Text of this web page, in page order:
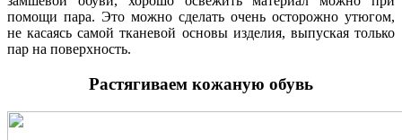
помощи пара. Это можно сделать очень осторожно утюгом,
не касаясь самой тканевой основы изделия, выпуская только
пар на поверхность.
Растягиваем кожаную обувь